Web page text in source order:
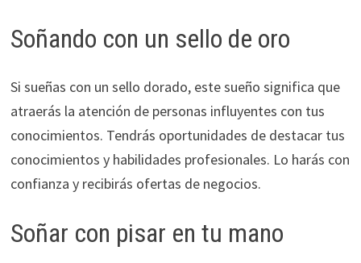
Soñando con un sello de oro
Si sueñas con un sello dorado, este sueño significa que
atraerás la atención de personas influyentes con tus
conocimientos. Tendrás oportunidades de destacar tus
conocimientos y habilidades profesionales. Lo harás con
confianza y recibirás ofertas de negocios.
Soñar con pisar en tu mano